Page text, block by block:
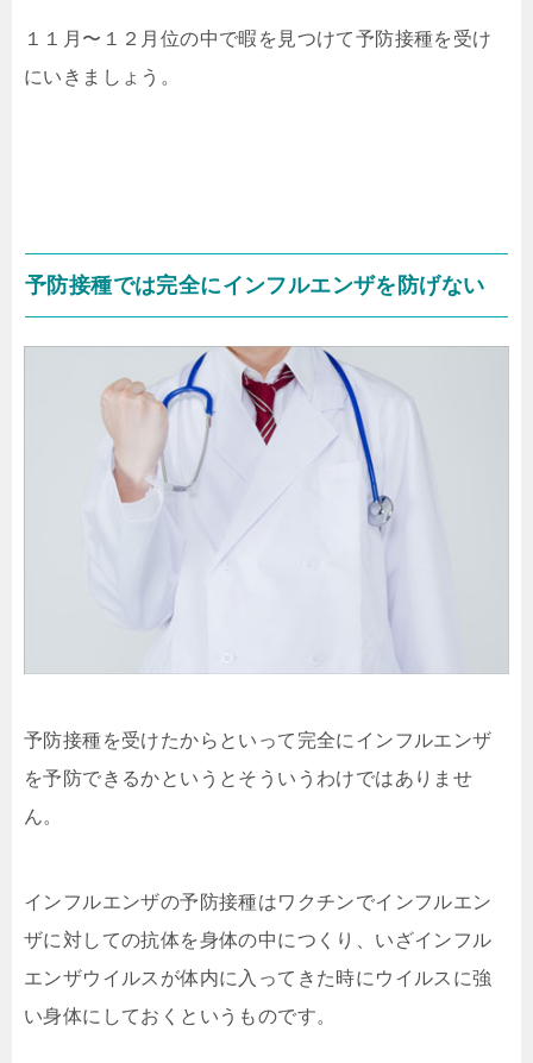
１１月〜１２月位の中で暇を見つけて予防接種を受け
にいきましょう。
予防接種では完全にインフルエンザを防げない
予防接種を受けたからといって完全にインフルエンザ
を予防できるかというとそういうわけではありませ
ん。
インフルエンザの予防接種はワクチンでインフルエン
ザに対しての抗体を身体の中につくり、いざインフル
エンザウイルスが体内に入ってきた時にウイルスに強
い身体にしておくというものです。